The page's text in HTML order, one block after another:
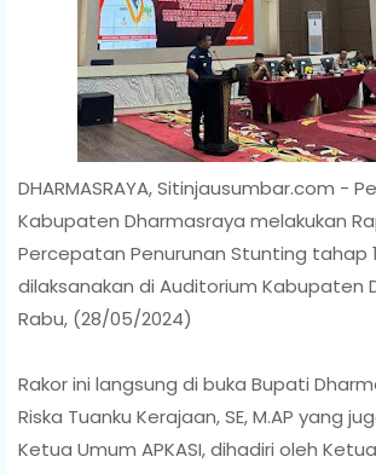
DHARMASRAYA, Sitinjausumbar.com -
Kabupaten Dharmasraya melakukan
Percepatan Penurunan Stunting tahap
dilaksanakan di Auditorium Kabupaten
Rabu, (28/05/2024)
Rakor ini langsung di buka Bupati
Riska Tuanku Kerajaan, SE, M.AP yang
Ketua Umum APKASI, dihadiri oleh Ketua